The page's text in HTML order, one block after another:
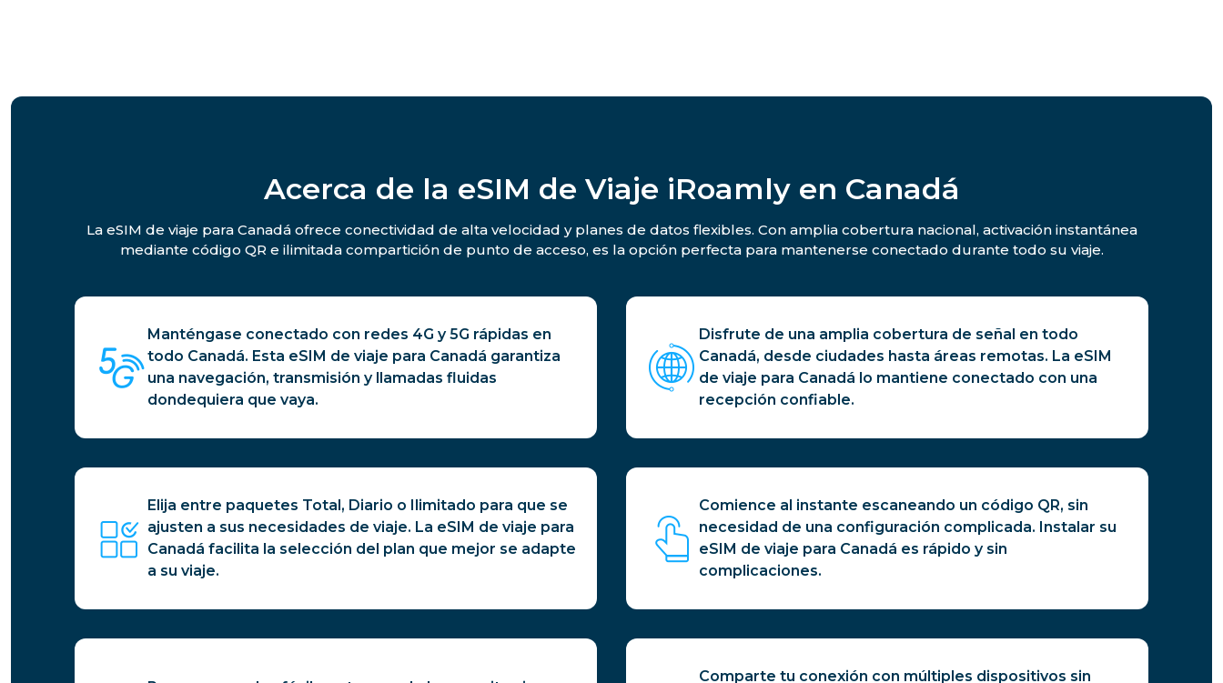
Acerca de la eSIM de Viaje iRoamly en Canadá
La eSIM de viaje para Canadá ofrece conectividad de alta velocidad y planes de datos flexibles. Con amplia cobertura nacional, activación instantánea
mediante código QR e ilimitada compartición de punto de acceso, es la opción perfecta para mantenerse conectado durante todo su viaje.
Manténgase conectado con redes 4G y 5G rápidas en
todo Canadá. Esta eSIM de viaje para Canadá garantiza
una navegación, transmisión y llamadas fluidas
dondequiera que vaya.
Disfrute de una amplia cobertura de señal en todo
Canadá, desde ciudades hasta áreas remotas. La eSIM
de viaje para Canadá lo mantiene conectado con una
recepción confiable.
Elija entre paquetes Total, Diario o Ilimitado para que se
ajusten a sus necesidades de viaje. La eSIM de viaje para
Canadá facilita la selección del plan que mejor se adapte
a su viaje.
Comience al instante escaneando un código QR, sin
necesidad de una configuración complicada. Instalar su
eSIM de viaje para Canadá es rápido y sin
complicaciones.
Comparte tu conexión con múltiples dispositivos sin